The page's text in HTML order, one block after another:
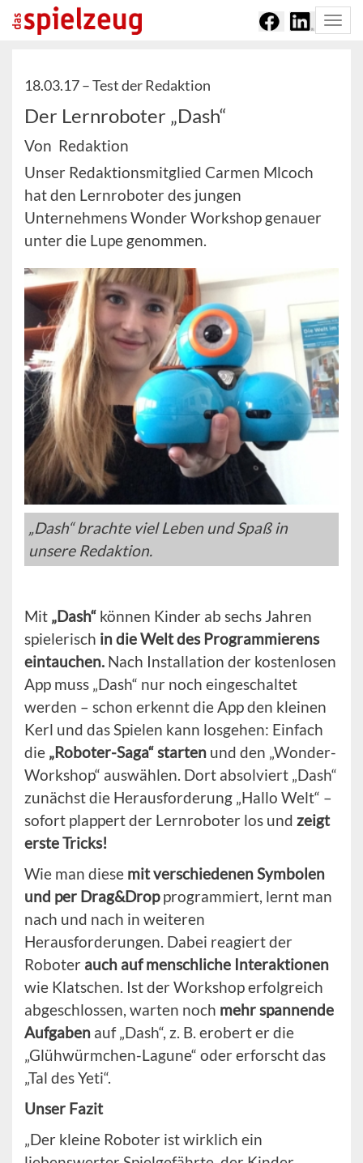
18.03.17 –Test der Redaktion
Der Lernroboter „Dash“
Von Redaktion
Unser Redaktionsmitglied Carmen Mlcoch
hat den Lernroboter des jungen
Unternehmens Wonder Workshop genauer
unter die Lupe genommen.
„Dash“ brachte viel Leben und Spaß in
unsere Redaktion.
Mit „Dash“ können Kinder ab sechs Jahren
spielerisch in die Welt des Programmierens
eintauchen. Nach Installation der kostenlosen
App muss „Dash“ nur noch eingeschaltet
werden – schon erkennt die App den kleinen
Kerl und das Spielen kann losgehen: Einfach
die „Roboter-Saga“ starten und den „Wonder-
Workshop“ auswählen. Dort absolviert „Dash“
zunächst die Herausforderung „Hallo Welt“ –
sofort plappert der Lernroboter los und zeigt
erste Tricks!
Wie man diese mit verschiedenen Symbolen
und per Drag&Dropprogrammiert, lernt man
nach und nach in weiteren
Herausforderungen. Dabei reagiert der
Roboter auch auf menschliche Interaktionen
wie Klatschen. Ist der Workshop erfolgreich
abgeschlossen, warten noch mehr spannende
Aufgaben auf „Dash“, z. B. erobert er die
„Glühwürmchen-Lagune“ oder erforscht das
„Tal des Yeti“.
Unser Fazit
„Der kleine Roboter ist wirklich ein